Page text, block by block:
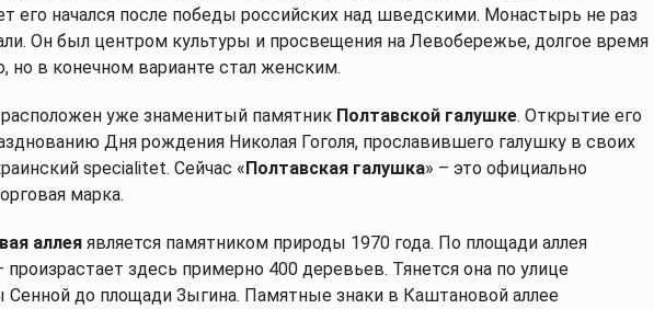
его начался после победы российских над шведскими. Монастырь не раз
Он был центром культуры и просвещения на Левобережье, долгое время
но в конечном варианте стал женским.
уже знаменитый памятник Полтавской галушке. Открытие его
Дня рождения Николая Гоголя, прославившего галушку в своих
specialitet. Сейчас «Полтавская галушка» – это официально
марка.
аллея является памятником природы 1970 года. По площади аллея
произрастает здесь примерно 400 деревьев. Тянется она по улице
Сенной до площади Зыгина. Памятные знаки в Каштановой аллее